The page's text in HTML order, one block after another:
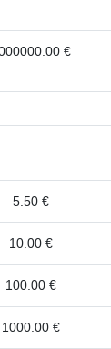
€
5.50 €
10.00 €
100.00 €
1000.00 €